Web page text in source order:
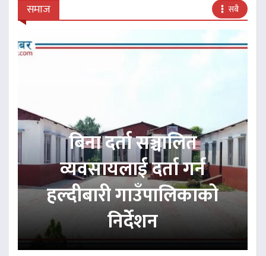
समाज सबै
बिना दर्ता सञ्चालित
व्यवसायलाई दर्ता गर्न
हल्दीबारी गाउँपालिकाको
निर्देशन